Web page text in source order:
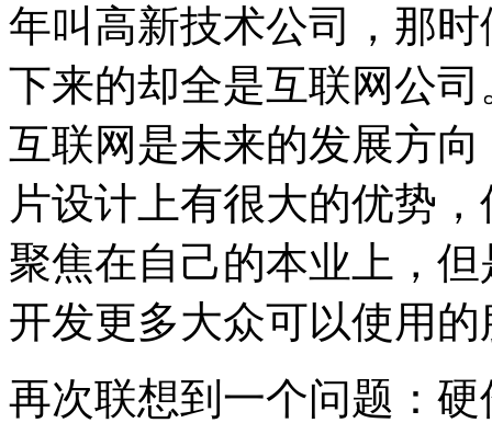
年叫高新技术公司，那
下来的却全是互联网公
互联网是未来的发展方
片设计上有很大的优势
聚焦在自己的本业上，
开发更多大众可以使用
再次联想到一个问题：